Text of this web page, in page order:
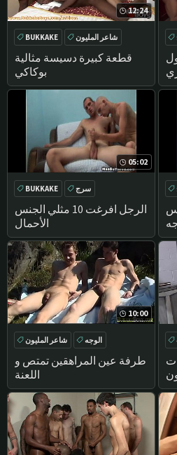
12:24
قطعة كبيرة دسيسة مثالية
بوكاكي
BUKKAKE
شاعر المليون
الوجه
اللسان
05:02
الرجل افرغت 10 مثلي الجنس
الأحمال
BUKKAKE سرج
10:00
طرفة عين المراهقين تمتص و
اللعنة
شاعر المليون
الوجه
المتشددين
في الهواء الطلق